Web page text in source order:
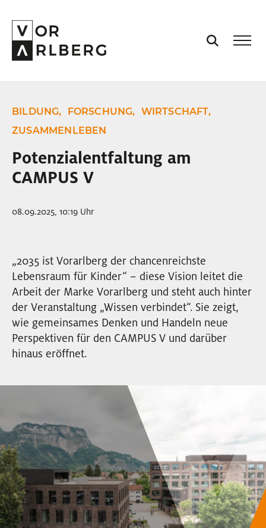
VORARLBERG
PROJEKTE
EVENTS
NEWSLETTER
BILDUNG, FORSCHUNG, WIRTSCHAFT,
ZUSAMMENLEBEN
Potenzialentfaltung am
CAMPUS V
08.09.2025, 10:19 Uhr
„2035 ist Vorarlberg der chancenreichste
Lebensraum für Kinder“ – diese Vision leitet die
Arbeit der Marke Vorarlberg und steht auch hinter
der Veranstaltung „Wissen verbindet“. Sie zeigt,
wie gemeinsames Denken und Handeln neue
Perspektiven für den CAMPUS V und darüber
hinaus eröffnet.